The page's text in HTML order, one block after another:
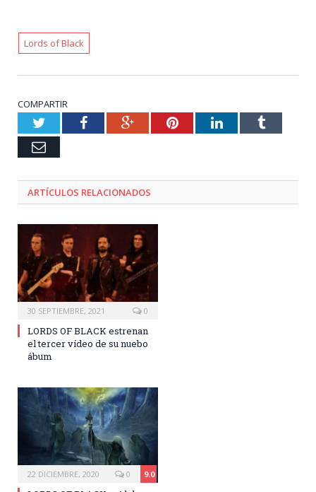
Lords of Black
COMPARTIR
TwitterFacebookGoogle+PinterestLinkedInTumblr
Email
ARTÍCULOS RELACIONADOS
30 SEPTIEMBRE, 2021 0
LORDS OF BLACK estrenan
el tercer vídeo de su nuebo
ábum
22 DICIEMBRE, 2020 9.0
0